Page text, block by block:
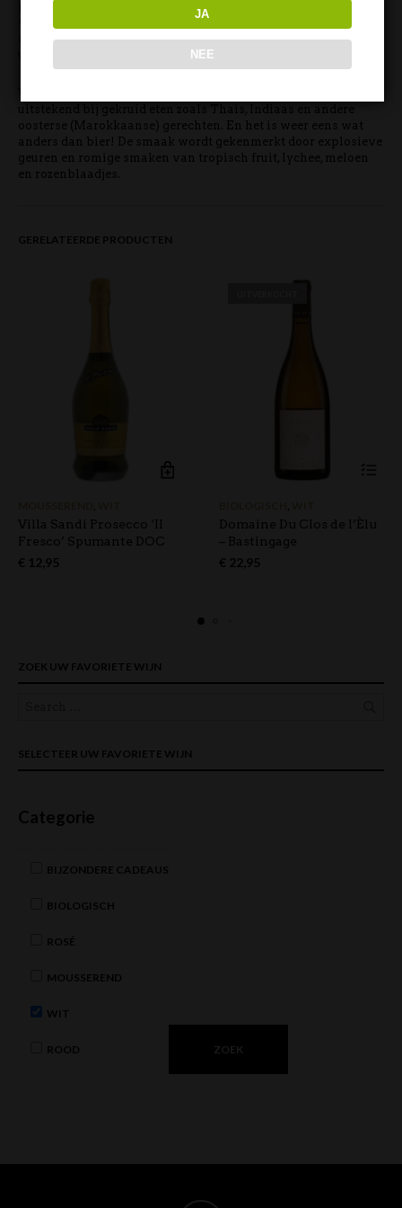
proeven. Zo ontdek je al snel dat Pinot Blanc zeer fris en ligt
van smaak is, de Riesling een stap voller is en met meer
diepgang biedt terwijl de Gewürztraminer nog meer een
uitstekend bij gekruid eten zoals Thais, Indiaas en andere
oosterse (Marokkaanse) gerechten. En het is weer eens wat
anders dan bier! De smaak wordt gekenmerkt door explosieve
geuren en romige smaken van tropisch fruit, lychee, meloen
en rozenblaadjes.
GERELATEERDE PRODUCTEN
,
Villa Sandi Prosecco ‘Il
Fresco’ Spumante DOC
€ 12,95
,
Domaine Du Clos de l’Èlu
– Bastingage
€ 22,95
ZOEK UW FAVORIETE WIJN
SELECTEER UW FAVORIETE WIJN
Categorie
BIJZONDERE CADEAUS
BIOLOGISCH
ROSÉ
MOUSSEREND
WIT
ROOD
JA
NEE